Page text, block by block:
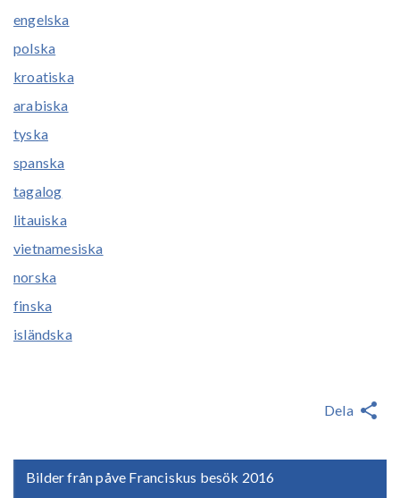
Bilder från påve Franciskus besök 2016
engelska
polska
kroatiska
arabiska
tyska
spanska
tagalog
litauiska
vietnamesiska
norska
finska
isländska
Dela